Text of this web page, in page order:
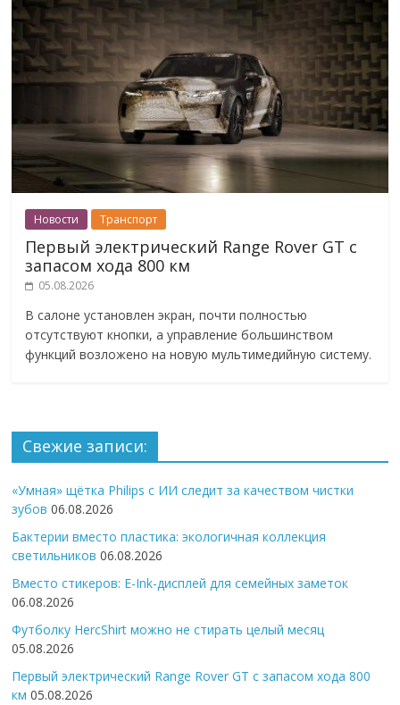
Новости Транспорт
Первый электрический Range Rover GT с
запасом хода 800 км
05.08.2026
В салоне установлен экран, почти полностью
отсутствуют кнопки, а управление большинством
функций возложено на новую мультимедийную систему.
Свежие записи:
«Умная» щётка Philips с ИИ следит за качеством чистки
зубов 06.08.2026
Бактерии вместо пластика: экологичная коллекция
светильников 06.08.2026
Вместо стикеров: E-Ink-дисплей для семейных заметок
06.08.2026
Футболку HercShirt можно не стирать целый месяц
05.08.2026
Первый электрический Range Rover GT с запасом хода 800
км 05.08.2026